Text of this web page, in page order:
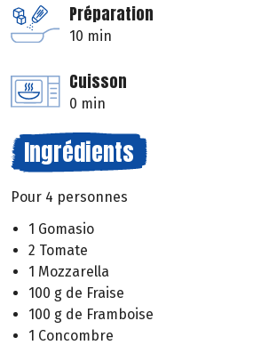
Préparation
10 min
Cuisson
0 min
Ingrédients
Pour 4 personnes
1 Gomasio
2 Tomate
1 Mozzarella
100 g de Fraise
100 g de Framboise
1 Concombre